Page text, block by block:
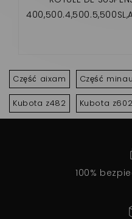
Część aixam Część
Kubota z482 Kubota z602
100%